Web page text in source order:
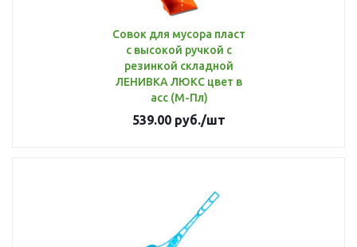
Совок для мусора пласт
с высокой ручкой с
резинкой складной
ЛЕНИВКА ЛЮКС цвет в
асс (М-Пл)
539.00 руб./шт